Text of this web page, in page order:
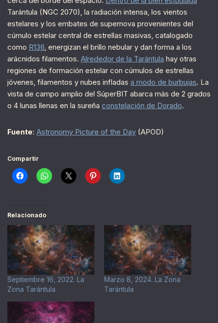
Tarántula (NGC 2070), la radiación intensa, los vientos
estelares y los embates de supernova provenientes del
cúmulo estelar central de estrellas masivas, catalogado
como R136, energizan el brillo nebular y dan forma a los
arácnidos filamentos. Alrededor de la Tarántula hay otras
regiones de formación estelar con cúmulos de estrellas
jóvenes, filamentos y nubes infladas a modo de burbujas. La
vista de campo amplio del SúperBIT abarca más de 2 grados
o 4 lunas llenas en la sureña constelación de Dorado.
Fuente: Astronomy Picture of the Day (APOD)
Compartir
Relacionado
Septiembre 16, 2022. La
Zona Tarántula
Marzo 8, 2024. La Zona
Tarántula